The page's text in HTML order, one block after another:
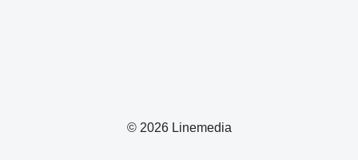
© 2026 Linemedia